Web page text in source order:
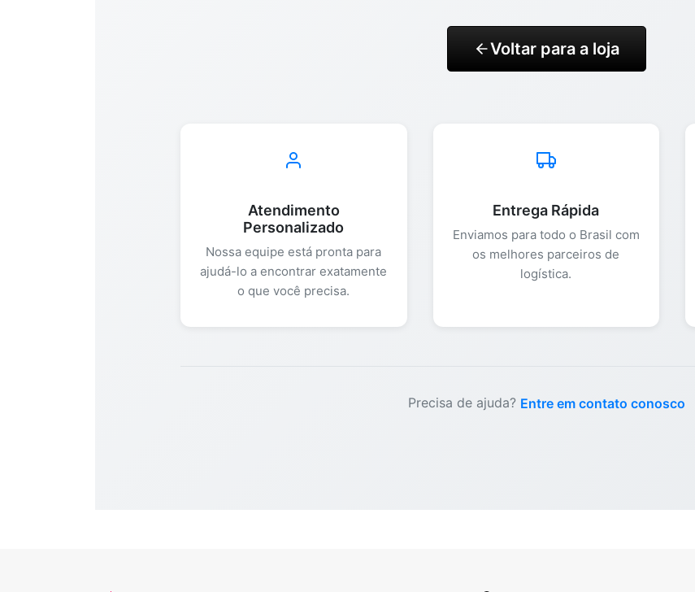
Voltar para a loja
Atendimento
Personalizado
Nossa equipe está pronta para
ajudá-lo a encontrar exatamente
o que você precisa.
Entrega Rápida
Enviamos para todo o Brasil com
os melhores parceiros de
logística.
Precisa de ajuda? Entre em contato conosco